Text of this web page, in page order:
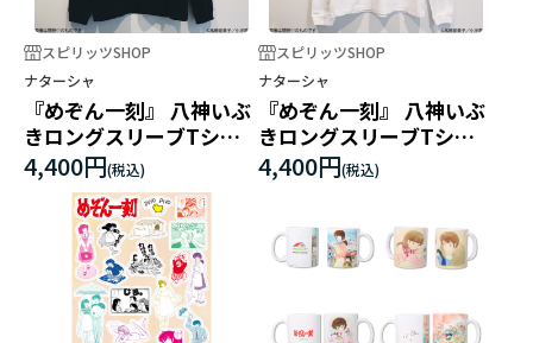
スピリッツSHOP
ナターシャ
『めぞん一刻』 八神いぶ
きロングスリーブTシャ
ツ ブラック
4,400円
スピリッツSHOP
ナターシャ
『めぞん一刻』 八神いぶ
きロングスリーブTシャ
ツ ホワイト
4,400円